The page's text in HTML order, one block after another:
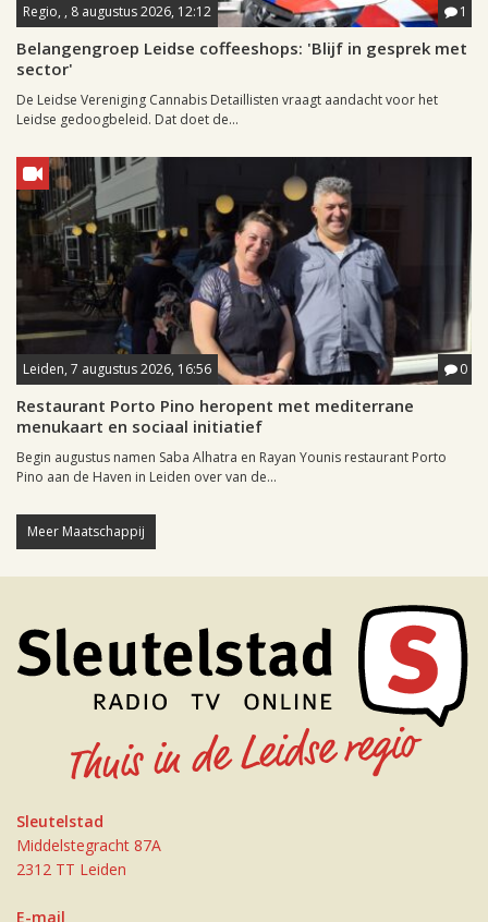
Regio, , 8 augustus 2026, 12:12 1
Belangengroep Leidse coffeeshops: 'Blijf in gesprek met
sector'
De Leidse Vereniging Cannabis Detaillisten vraagt aandacht voor het
Leidse gedoogbeleid. Dat doet de...
Leiden, 7 augustus 2026, 16:56 0
Restaurant Porto Pino heropent met mediterrane
menukaart en sociaal initiatief
Begin augustus namen Saba Alhatra en Rayan Younis restaurant Porto
Pino aan de Haven in Leiden over van de...
Meer Maatschappij
Sleutelstad
Middelstegracht 87A
2312 TT Leiden
E-mail